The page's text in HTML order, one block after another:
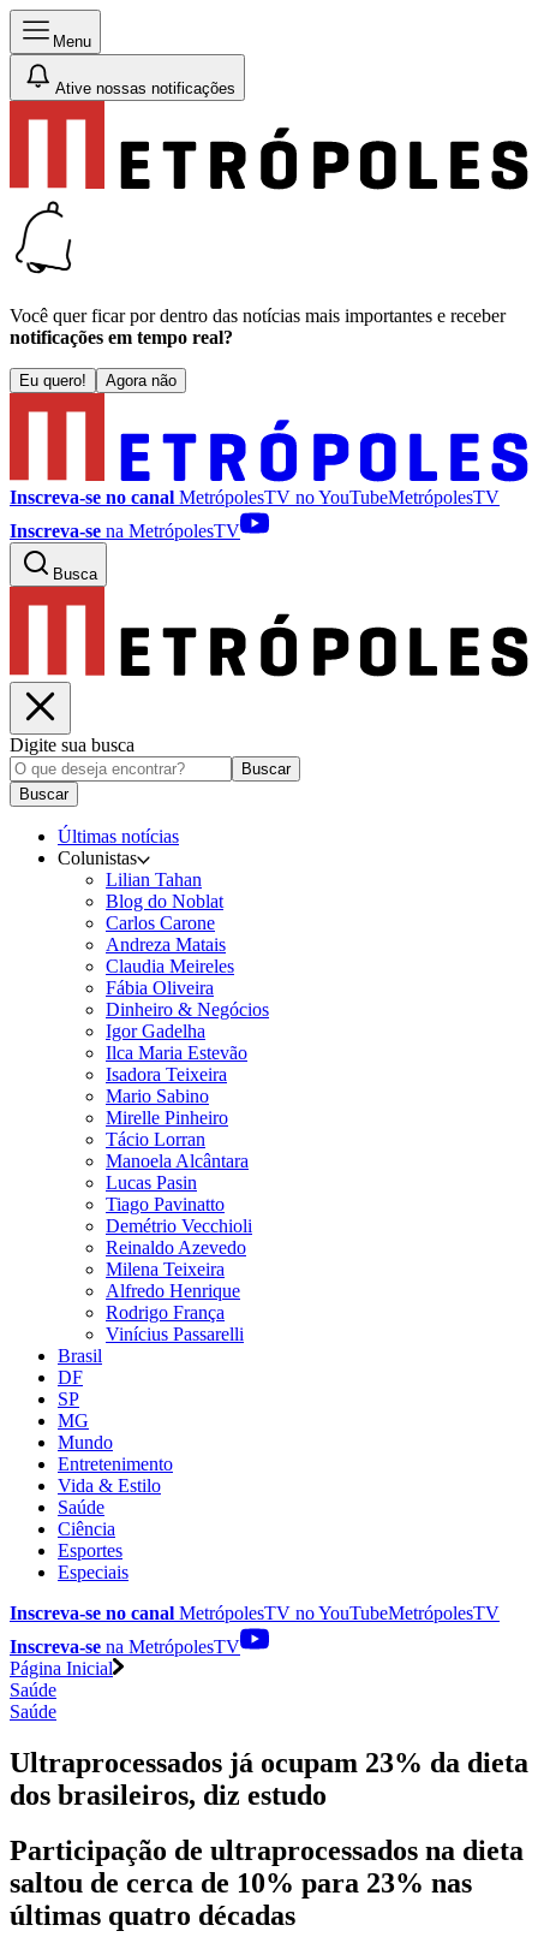
Menu
Ative nossas notificações
Você quer ficar por dentro das notícias mais importantes e receber
notificações em tempo real?
Eu quero! Agora não
Inscreva-se no canal MetrópolesTV noYouTubeMetrópolesTV
Inscreva-se na MetrópolesTV
Busca
Digite sua busca
Buscar
Buscar
Últimas notícias
Colunistas
Lilian Tahan
Blog do Noblat
Carlos Carone
Andreza Matais
Claudia Meireles
Fábia Oliveira
Dinheiro & Negócios
Igor Gadelha
Ilca Maria Estevão
Isadora Teixeira
Mario Sabino
Mirelle Pinheiro
Tácio Lorran
Manoela Alcântara
Lucas Pasin
Tiago Pavinatto
Demétrio Vecchioli
Reinaldo Azevedo
Milena Teixeira
Alfredo Henrique
Rodrigo França
Vinícius Passarelli
Brasil
DF
SP
MG
Mundo
Entretenimento
Vida & Estilo
Saúde
Ciência
Esportes
Especiais
Inscreva-se no canal MetrópolesTV noYouTubeMetrópolesTV
Inscreva-se na MetrópolesTV
Página Inicial
Saúde
Saúde
Ultraprocessados já ocupam 23% da dieta
dos brasileiros, diz estudo
Participação de ultraprocessados na dieta
saltou de cerca de 10% para 23% nas
últimas quatro décadas